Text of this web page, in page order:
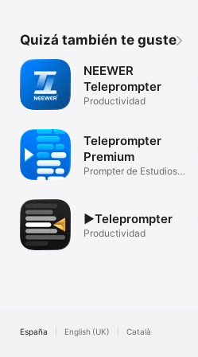
FLECHA DERECHA --> VELOCIDAD +
NÚMERO 1 --> MARGEN +
I --> MARGEN -
Quizá también te guste
NEEWER
Teleprompter
Productividad
Teleprompter
Premium
Prompter de Estudios
▶Teleprompter
Productividad
España English (UK) Català